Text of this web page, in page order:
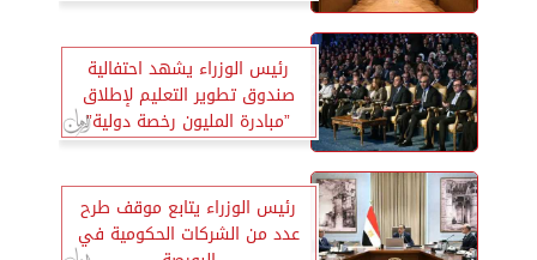
رئيس الوزراء يشهد احتفالية
صندوق تطوير التعليم لإطلاق
”مبادرة المليون رخصة دولية”
رئيس الوزراء يتابع موقف طرح
عدد من الشركات الحكومية في